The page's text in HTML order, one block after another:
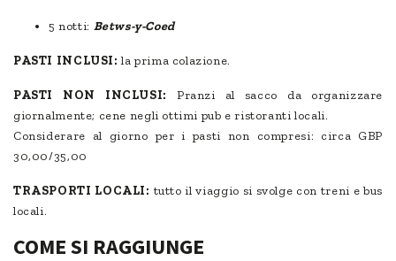
5 notti: Betws-y-Coed
PASTI INCLUSI: la prima colazione.
PASTI NON INCLUSI:
Pranzi al sacco da organizzare
giornalmente; cene negli ottimi pub e ristoranti locali.
Considerare al giorno per i pasti non compresi: circa GBP
30,00/35,00
TRASPORTI LOCALI: tutto il viaggio si svolge con treni e bus
locali.
COME SI RAGGIUNGE